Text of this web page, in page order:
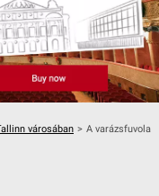
városában > A varázsfuvola